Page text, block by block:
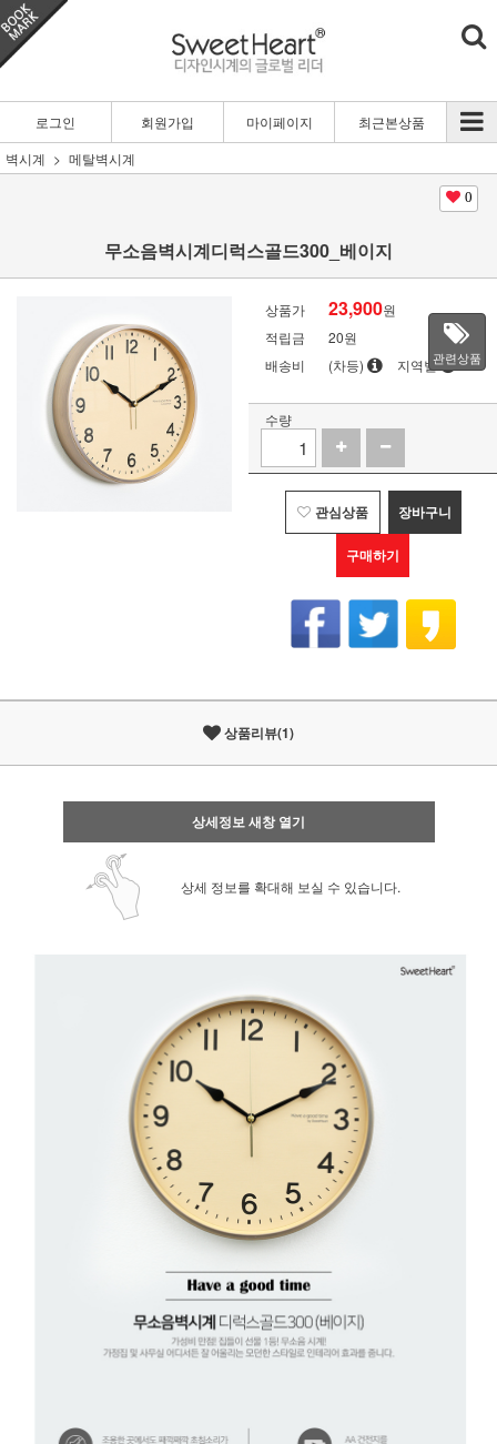
로그인 회원가입 마이페이지
최근본상품
벽시계
메탈벽시계
0
무소음벽시계디럭스골드300_베이지
상품가 23,900원
적립금
20원
배송비
(차등) 지역별관련상품
수량
관심상품 장바구니
구매하기
상품리뷰(1)
상세정보 새창 열기
상세 정보를 확대해 보실 수 있습니다.